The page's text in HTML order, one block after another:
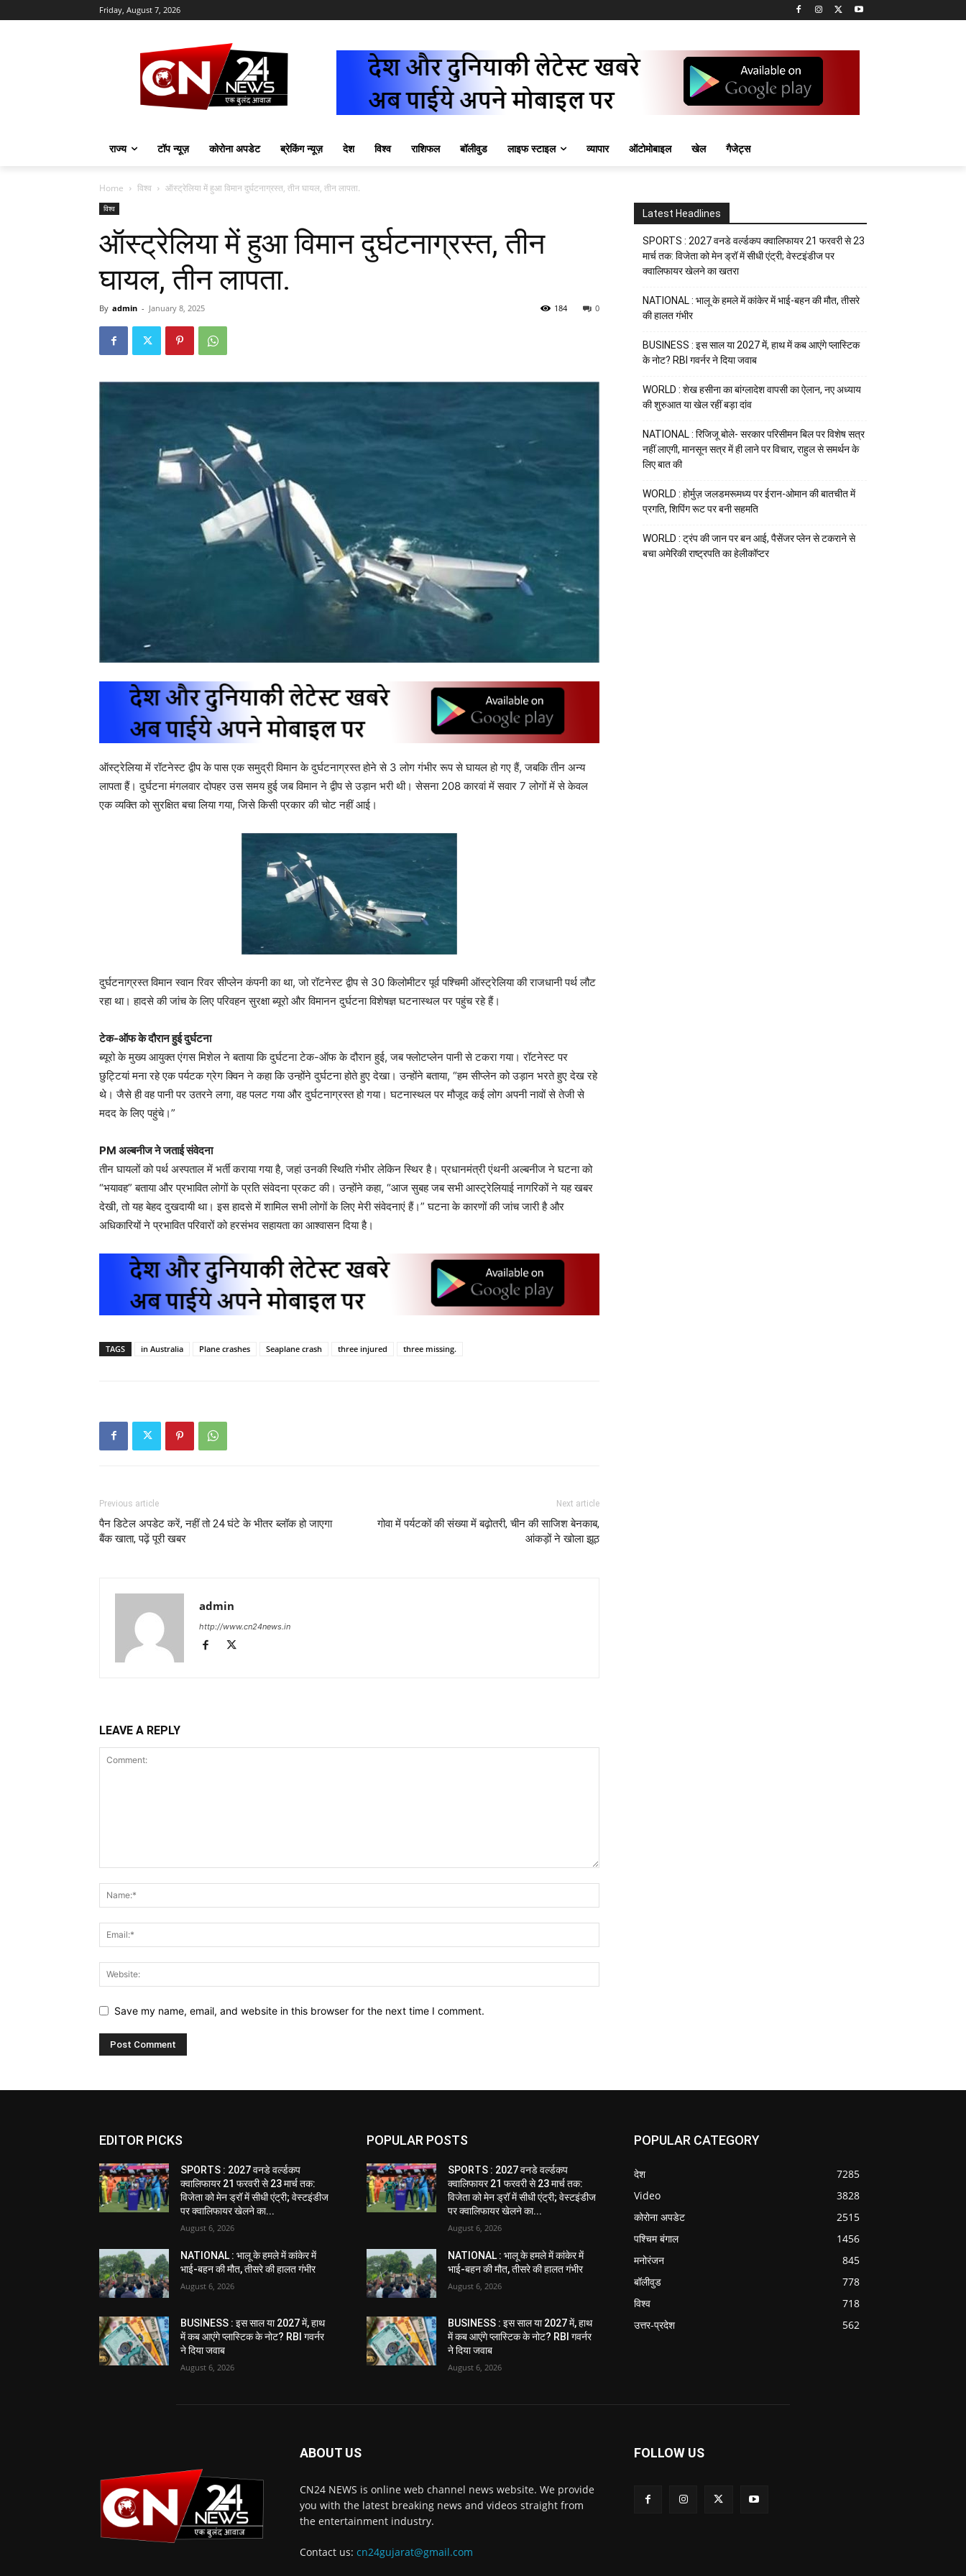
Friday, August 7, 2026
राज्य टॉप न्यूज़ कोरोना अपडेट ब्रेकिंग न्यूज़ देश विश्व राशिफल बॉलीवुड लाइफ स्टाइल व्यापार ऑटोमोबाइल खेल गैजेट्स
Home विश्व ऑस्ट्रेलिया में हुआ विमान दुर्घटनाग्रस्त, तीन घायल, तीन लापता.
विश्व
ऑस्ट्रेलिया में हुआ विमान दुर्घटनाग्रस्त, तीन
घायल, तीन लापता.
By admin - January 8, 2025 0
184
ऑस्ट्रेलिया में रॉटनेस्ट द्वीप के पास एक समुद्री विमान के दुर्घटनाग्रस्त होने से 3 लोग गंभीर रूप से घायल हो गए हैं, जबकि तीन अन्य
लापता हैं। दुर्घटना मंगलवार दोपहर उस समय हुई जब विमान ने द्वीप से उड़ान भरी थी। सेसना 208 कारवां में सवार 7 लोगों में से केवल
एक व्यक्ति को सुरक्षित बचा लिया गया, जिसे किसी प्रकार की चोट नहीं आई।
दुर्घटनाग्रस्त विमान स्वान रिवर सीप्लेन कंपनी का था, जो रॉटनेस्ट द्वीप से 30 किलोमीटर पूर्व पश्चिमी ऑस्ट्रेलिया की राजधानी पर्थ लौट
रहा था। हादसे की जांच के लिए परिवहन सुरक्षा ब्यूरो और विमानन दुर्घटना विशेषज्ञ घटनास्थल पर पहुंच रहे हैं।
टेक-ऑफ के दौरान हुई दुर्घटना
ब्यूरो के मुख्य आयुक्त एंगस मिशेल ने बताया कि दुर्घटना टेक-ऑफ के दौरान हुई, जब फ्लोटप्लेन पानी से टकरा गया। रॉटनेस्ट पर
छुट्टियां मना रहे एक पर्यटक ग्रेग क्विन ने कहा कि उन्होंने दुर्घटना होते हुए देखा। उन्होंने बताया, “हम सीप्लेन को उड़ान भरते हुए देख रहे
थे। जैसे ही वह पानी पर उतरने लगा, वह पलट गया और दुर्घटनाग्रस्त हो गया। घटनास्थल पर मौजूद कई लोग अपनी नावों से तेजी से
मदद के लिए पहुंचे।”
PM अल्बनीज ने जताई संवेदना
तीन घायलों को पर्थ अस्पताल में भर्ती कराया गया है, जहां उनकी स्थिति गंभीर लेकिन स्थिर है। प्रधानमंत्री एंथनी अल्बनीज ने घटना को
“भयावह” बताया और प्रभावित लोगों के प्रति संवेदना प्रकट की। उन्होंने कहा, “आज सुबह जब सभी आस्ट्रेलियाई नागरिकों ने यह खबर
देखी, तो यह बेहद दुखदायी था। इस हादसे में शामिल सभी लोगों के लिए मेरी संवेदनाएं हैं।” घटना के कारणों की जांच जारी है और
अधिकारियों ने प्रभावित परिवारों को हरसंभव सहायता का आश्वासन दिया है।
TAGS in Australia Plane crashes Seaplane crash three injured three missing.
Previous article
पैन डिटेल अपडेट करें, नहीं तो 24 घंटे के भीतर ब्लॉक हो जाएगा
बैंक खाता, पढ़ें पूरी खबर
Next article
गोवा में पर्यटकों की संख्या में बढ़ोतरी, चीन की साजिश बेनकाब,
आंकड़ों ने खोला झूठ
admin
http://www.cn24news.in
LEAVE A REPLY
Save my name, email, and website in this browser for the next time I comment.
Latest Headlines
SPORTS : 2027 वनडे वर्ल्डकप क्वालिफायर 21 फरवरी से 23
मार्च तक: विजेता को मेन ड्रॉ में सीधी एंट्री; वेस्टइंडीज पर
क्वालिफायर खेलने का खतरा
NATIONAL : भालू के हमले में कांकेर में भाई-बहन की मौत, तीसरे
की हालत गंभीर
BUSINESS : इस साल या 2027 में, हाथ में कब आएंगे प्लास्टिक
के नोट? RBI गवर्नर ने दिया जवाब
WORLD : शेख हसीना का बांग्लादेश वापसी का ऐलान, नए अध्याय
की शुरुआत या खेल रहीं बड़ा दांव
NATIONAL : रिजिजू बोले- सरकार परिसीमन बिल पर विशेष सत्र
नहीं लाएगी, मानसून सत्र में ही लाने पर विचार, राहुल से समर्थन के
लिए बात की
WORLD : होर्मुज़ जलडमरूमध्य पर ईरान-ओमान की बातचीत में
प्रगति, शिपिंग रूट पर बनी सहमति
WORLD : ट्रंप की जान पर बन आई, पैसेंजर प्लेन से टकराने से
बचा अमेरिकी राष्ट्रपति का हेलीकॉप्टर
EDITOR PICKS
SPORTS : 2027 वनडे वर्ल्डकप
क्वालिफायर 21 फरवरी से 23 मार्च तक:
विजेता को मेन ड्रॉ में सीधी एंट्री; वेस्टइंडीज
पर क्वालिफायर खेलने का...
August 6, 2026
NATIONAL : भालू के हमले में कांकेर में
भाई-बहन की मौत, तीसरे की हालत गंभीर
August 6, 2026
BUSINESS : इस साल या 2027 में, हाथ
में कब आएंगे प्लास्टिक के नोट? RBI गवर्नर
ने दिया जवाब
August 6, 2026
POPULAR POSTS
SPORTS : 2027 वनडे वर्ल्डकप
क्वालिफायर 21 फरवरी से 23 मार्च तक:
विजेता को मेन ड्रॉ में सीधी एंट्री; वेस्टइंडीज
पर क्वालिफायर खेलने का...
August 6, 2026
NATIONAL : भालू के हमले में कांकेर में
भाई-बहन की मौत, तीसरे की हालत गंभीर
August 6, 2026
BUSINESS : इस साल या 2027 में, हाथ
में कब आएंगे प्लास्टिक के नोट? RBI गवर्नर
ने दिया जवाब
August 6, 2026
POPULAR CATEGORY
देश
7285
Video
3828
कोरोना अपडेट
2515
पश्चिम बंगाल
1456
मनोरंजन
845
बॉलीवुड
778
विश्व
718
उत्तर-प्रदेश
562
ABOUT US
CN24 NEWS is online web channel news website. We provide
you with the latest breaking news and videos straight from
the entertainment industry.
Contact us: cn24gujarat@gmail.com
FOLLOW US